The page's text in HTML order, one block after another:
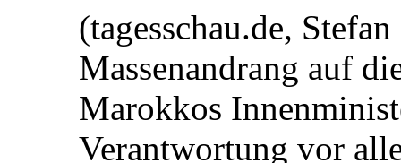
(tagesschau.de,
Massenandrang auf
Marokkos
Verantwortung vor